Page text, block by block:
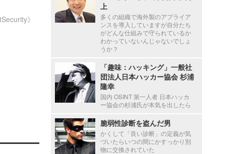
》
上
多くの組織で海外製のアプライア
ンスを導入していますが自分たち
がどんな仕組みで守られているか
わかっていないんじゃないでしょ
うか？
「趣味：ハッキング」一般社
団法人日本ハッカー協会 杉浦
隆幸
国内 OSINT 第一人者 日本ハッカ
ー協会の杉浦氏が本気を出したら
脆弱性診断を盗んだ男
かくして「良い診断」の定義が気
づいたらいつの間にかすっかり別
物に交換されていた